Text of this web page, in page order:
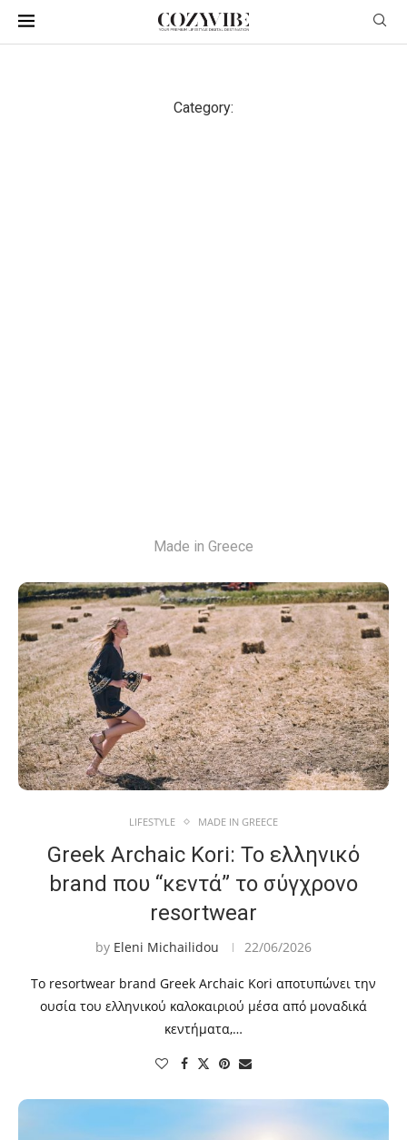
Category:
Made in Greece
LIFESTYLE MADE IN GREECE
Greek Archaic Kori: Το ελληνικό
brand που “κεντά” το σύγχρονο
resortwear
by Eleni Michailidou 22/06/2026
Το resortwear brand Greek Archaic Kori αποτυπώνει την
ουσία του ελληνικού καλοκαιριού μέσα από μοναδικά
κεντήματα,…